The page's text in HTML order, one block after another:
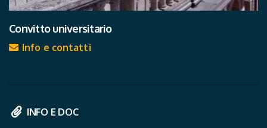
Convitto universitario
Info e contatti
INFO E DOC